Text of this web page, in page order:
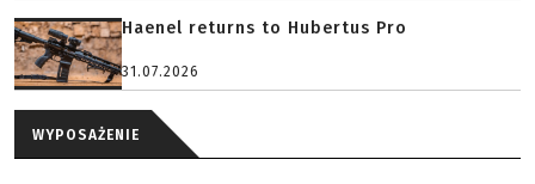
Haenel returns to Hubertus Pro
31.07.2026
WYPOSAŻENIE